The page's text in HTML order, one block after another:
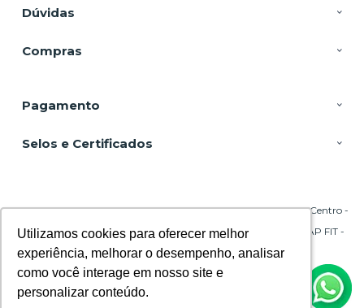
Utilizamos cookies para oferecer melhor
experiência, melhorar o desempenho, analisar
como você interage em nosso site e
personalizar conteúdo.
Utilizamos cookies para oferecer melhor
experiência, melhorar o desempenho, analisar
como você interage em nosso site e
personalizar conteúdo.
Dúvidas
Compras
Pagamento
Selos e Certificados
DSP Equipamentos, Rua Emílio Blum - 131 - Sala 206 Torre A - Centro -
CNPJ: 29.695.217/0001-45 | © Todos os direitos reservados - CPAP FIT -
2026